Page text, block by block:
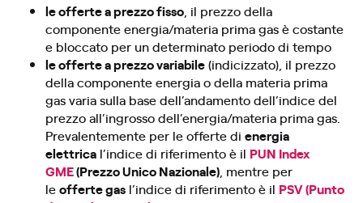
le offerte a prezzo fisso , il prezzo della
componente energia/materia prima gas è costante
e bloccato per un determinato periodo di tempo
le offerte a prezzo variabile(indicizzato), il prezzo
della componente energia o della materia prima
gas varia sulla base dell’andamento dell’indice del
prezzo all’ingrosso dell’energia/materia prima gas.
Prevalentemente per le offerte di energia
elettrica l’indice di riferimento è il PUN Index
GME(Prezzo Unico Nazionale) , mentre per
leofferte gas l’indice di riferimento è il PSV (Punto